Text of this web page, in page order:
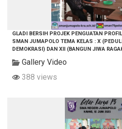
GLADI BERSIH PROJEK PENGUATAN
SMAN JUMAPOLO TEMA KELAS : X
DEMOKRASI) DAN XII (BANGUN JIWA
Gallery Video
388 views